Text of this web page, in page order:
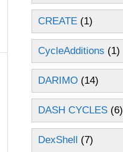
CREATE (1)
CycleAdditions (1)
DARIMO (14)
DASH CYCLES (6)
DexShell (7)